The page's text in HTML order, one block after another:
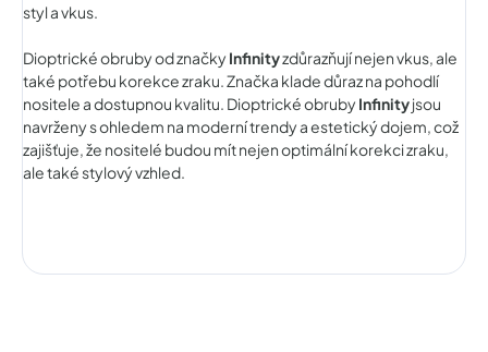
styl a vkus.
Dioptrické obruby od značkyInfinityzdůrazňují nejen vkus, ale
také potřebu korekce zraku. Značka klade důraz na pohodlí
nositele a dostupnou kvalitu. Dioptrické obrubyInfinityjsou
navrženy s ohledem na moderní trendy a estetický dojem, což
zajišťuje, že nositelé budou mít nejen optimální korekci zraku,
ale také stylový vzhled.